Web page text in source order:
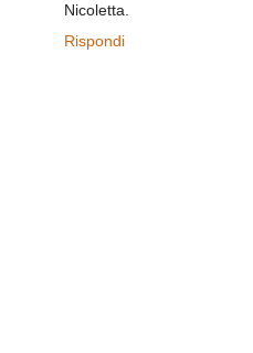
Nicoletta.
Rispondi